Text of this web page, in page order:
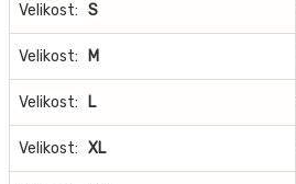
Velikost: S
Velikost: M
Velikost: L
Velikost: XL